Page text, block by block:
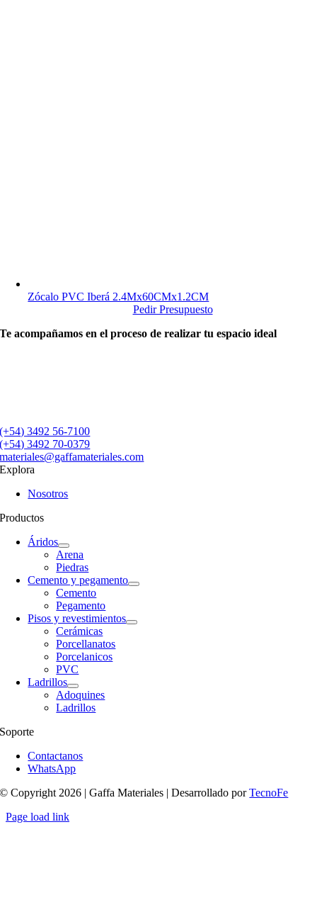
Zócalo PVC Iberá 2.4Mx60CMx1.2CM
Pedir Presupuesto
Te acompañamos en el proceso de realizar tu espacio ideal
(+54) 3492 56-7100
(+54) 3492 70-0379
materiales@gaffamateriales.com
Explora
Nosotros
Productos
Áridos
Arena
Piedras
Cemento y pegamento
Cemento
Pegamento
Pisos y revestimientos
Cerámicas
Porcellanatos
Porcelanicos
PVC
Ladrillos
Adoquines
Ladrillos
Soporte
Contactanos
WhatsApp
© Copyright 2026 | Gaffa Materiales | Desarrollado porTecnoFe
Page load link